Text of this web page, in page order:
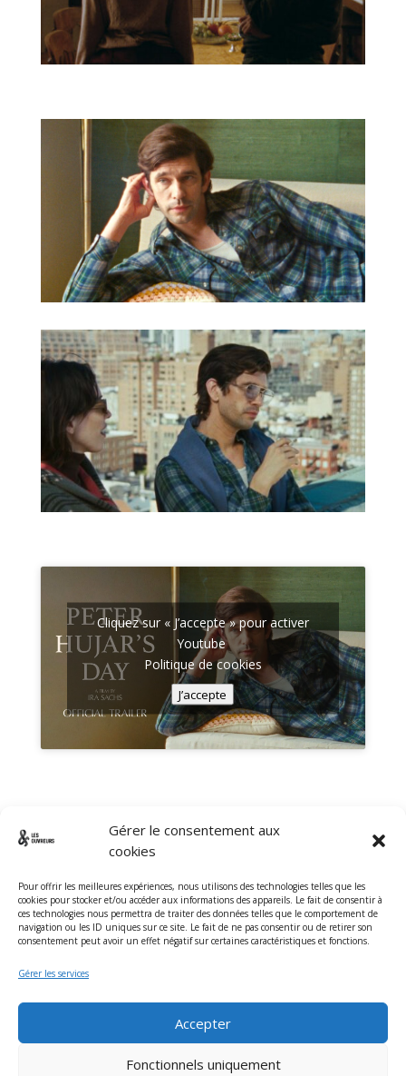
Gérer le consentement aux
cookies
Pour offrir les meilleures expériences, nous utilisons des technologies telles que les
cookies pour stocker et/ou accéder aux informations des appareils. Le fait de consentir à
ces technologies nous permettra de traiter des données telles que le comportement de
navigation ou les ID uniques sur ce site. Le fait de ne pas consentir ou de retirer son
consentement peut avoir un effet négatif sur certaines caractéristiques et fonctions.
Gérer les services
Accepter
Fonctionnels uniquement
Cliquez sur « J’accepte » pour activer
Youtube
Politique de cookies
J’accepte
Adresse